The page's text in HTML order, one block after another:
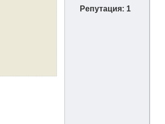
Репутация: 1